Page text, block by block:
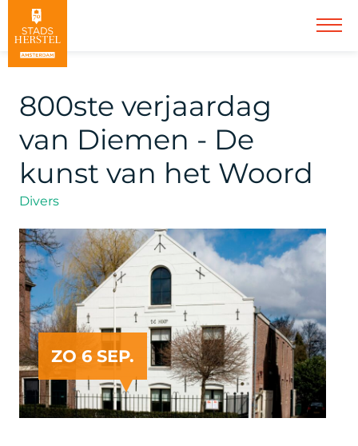
800ste verjaardag
van Diemen - De
kunst van het Woord
Divers
ZO 6 SEP.